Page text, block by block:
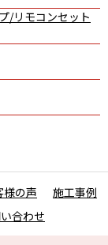
/リモコンセット
様の声
施工事例
合わせ